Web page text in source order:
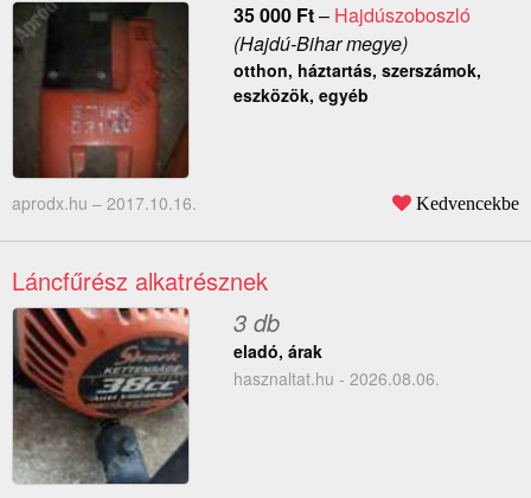
35 000 Ft– Hajdúszoboszló
(Hajdú-Bihar megye)
otthon, háztartás, szerszámok,
eszközök, egyéb
aprodx.hu – 2017.10.16. Kedvencekbe
Láncfűrész alkatrésznek
3 db
eladó, árak
hasznaltat.hu - 2026.08.06.